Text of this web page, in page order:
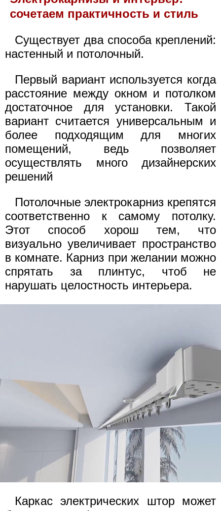
сочетаем практичность и стиль
Существует два способа креплений:
настенный и потолочный.
Первый вариант используется когда
расстояние между окном и потолком
достаточное для установки. Такой
вариант считается универсальным и
более подходящим для многих
помещений, ведь позволяет
осуществлять много дизайнерских
решений
Потолочные электрокарниз крепятся
соответственно к самому потолку.
Этот способ хорош тем, что
визуально увеличивает пространство
в комнате. Карниз при желании можно
спрятать за плинтус, чтоб не
нарушать целостность интерьера.
Каркас электрических штор может